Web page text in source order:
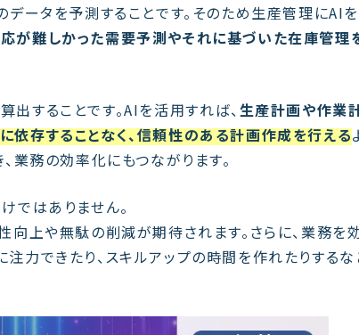
ータを予測することです。そのため生産管理にAI
が難しかった需要予測やそれに基づいた在庫管理
することです。AIを活用すれば、 生産計画や作業
依存することなく、信頼性のある計画作成を行える
業務の効率化にもつながります。
ではありません。
上や無駄の削減が期待されます。さらに、業務を
力できたり、スキルアップの時間を作れたりする